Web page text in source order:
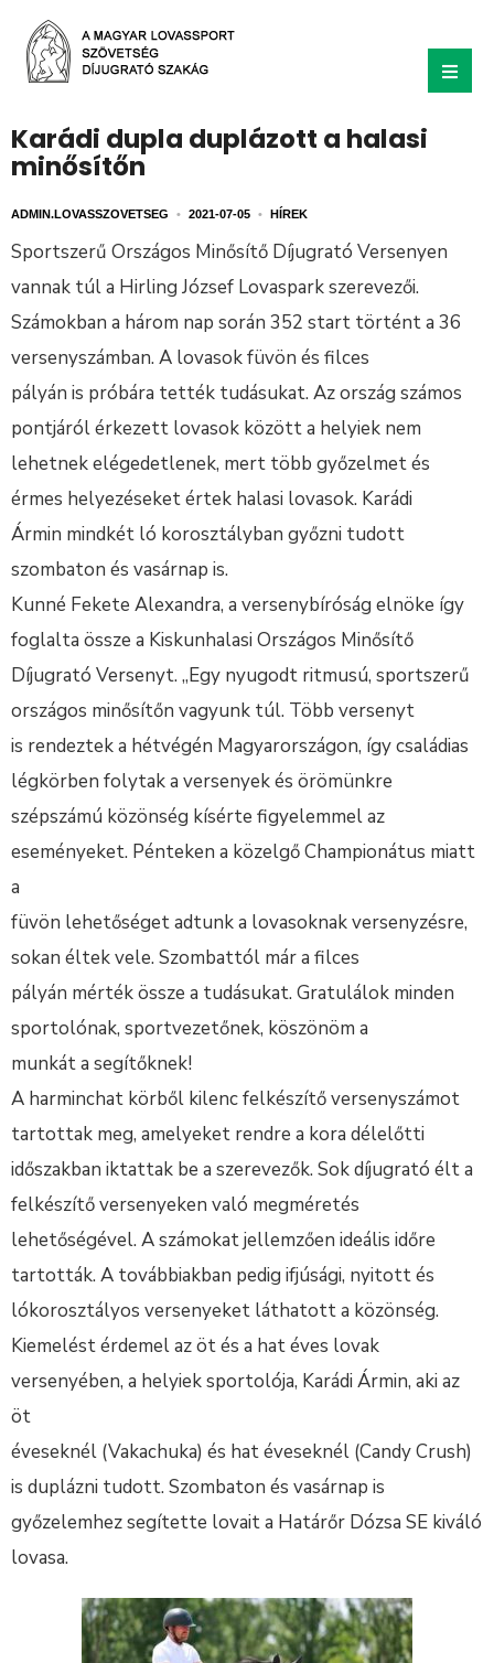
Karádi dupla duplázott a halasi
minősítőn
ADMIN.LOVASSZOVETSEG • 2021-07-05 • HÍREK
Sportszerű Országos Minősítő Díjugrató Versenyen
vannak túl a Hirling József Lovaspark szerevezői.
Számokban a három nap során 352 start történt a 36
versenyszámban. A lovasok füvön és filces
pályán is próbára tették tudásukat. Az ország számos
pontjáról érkezett lovasok között a helyiek nem
lehetnek elégedetlenek, mert több győzelmet és
érmes helyezéseket értek halasi lovasok. Karádi
Ármin mindkét ló korosztályban győzni tudott
szombaton és vasárnap is.
Kunné Fekete Alexandra, a versenybíróság elnöke így
foglalta össze a Kiskunhalasi Országos Minősítő
Díjugrató Versenyt. „Egy nyugodt ritmusú, sportszerű
országos minősítőn vagyunk túl. Több versenyt
is rendeztek a hétvégén Magyarországon, így családias
légkörben folytak a versenyek és örömünkre
szépszámú közönség kísérte figyelemmel az
eseményeket. Pénteken a közelgő Championátus miatt
a
füvön lehetőséget adtunk a lovasoknak versenyzésre,
sokan éltek vele. Szombattól már a filces
pályán mérték össze a tudásukat. Gratulálok minden
sportolónak, sportvezetőnek, köszönöm a
munkát a segítőknek!
A harminchat körből kilenc felkészítő versenyszámot
tartottak meg, amelyeket rendre a kora délelőtti
időszakban iktattak be a szerevezők. Sok díjugrató élt a
felkészítő versenyeken való megméretés
lehetőségével. A számokat jellemzően ideális időre
tartották. A továbbiakban pedig ifjúsági, nyitott és
lókorosztályos versenyeket láthatott a közönség.
Kiemelést érdemel az öt és a hat éves lovak
versenyében, a helyiek sportolója, Karádi Ármin, aki az
öt
éveseknél (Vakachuka) és hat éveseknél (Candy Crush)
is duplázni tudott. Szombaton és vasárnap is
győzelemhez segítette lovait a Határőr Dózsa SE kiváló
lovasa.